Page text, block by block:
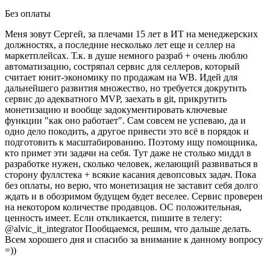
Без оплаты
Меня зовут Сергей, за плечами 15 лет в ИТ на менеджерских
должностях, а последние несколько лет еще и селлер на
маркетплейсах. Т.к. в душе немного разраб + очень люблю
автоматизацию, состряпал сервис для селлеров, который
считает юнит-экономику по продажам на WB. Идей для
дальнейшего развития множество, но требуется докрутить
сервис до адекватного MVP, заехать в git, прикрутить
монетизацию и вообще задокументировать ключевые
функции "как оно работает". Сам совсем не успеваю, да и
одно дело покодить, а другое привести это всё в порядок и
подготовить к масштабированию. Поэтому ищу помощника,
кто примет эти задачи на себя. Тут даже не столько миддл в
разработке нужен, сколько человек, желающий развиваться в
сторону фуллстека + всякие касания девопсовых задач. Пока
без оплаты, но верю, что монетизация не заставит себя долго
ждать и в обозримом будущем будет веселее. Сервис проверен
на некотором количестве продавцов. ОС положительная,
ценность имеет. Если откликается, пишите в телегу:
@alvic_it_integrator Пообщаемся, решим, что дальше делать.
Всем хорошего дня и спасибо за внимание к данному вопросу
=))